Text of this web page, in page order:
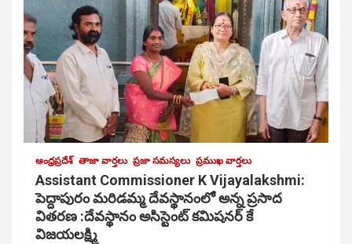
ఆంధ్రప్రదేశ్ తాజా వార్తలు ప్రజా సమస్యలు ప్రముఖ వార్తలు
Assistant Commissioner K Vijayalakshmi:
పెద్దాపురం మరిడమ్మ దేవస్థానంలో అన్న ప్రసాద
వితరణ :దేవస్థానం అసిస్టెంట్ కమిషనర్ కే
విజయలక్ష్మి